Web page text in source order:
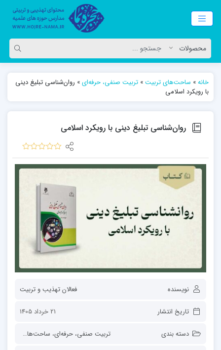
خانه» ساحت‌های تربیت» تربیت صنفی، حرفه‌ای» روان‌شناسی تبلیغ دینی
با رویکرد اسلامی
روان‌شناسی تبلیغ دینی با رویکرد اسلامی
نویسنده فعالان تهذیب و تربیت
تاریخ انتشار 21 خرداد 1405
دسته بندی تربیت صنفی، حرفه‌ای، ساحت‌های تربیت